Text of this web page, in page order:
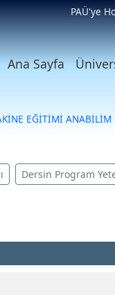
PAÜ'ye
Ana Sayfa
EĞİTİMİ ANABİLİM
Dersin Program